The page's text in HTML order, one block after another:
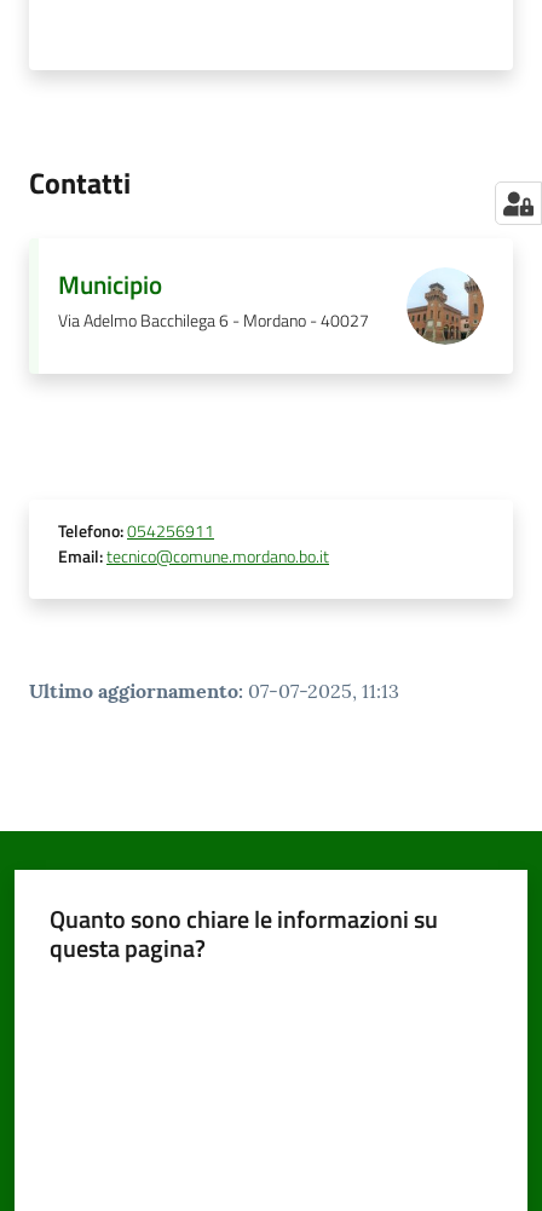
Contatti
Municipio
Via Adelmo Bacchilega 6 - Mordano - 40027
Telefono:054256911
Email:tecnico@comune.mordano.bo.it
Ultimo aggiornamento: 07-07-2025, 11:13
Quanto sono chiare le informazioni su
questa pagina?